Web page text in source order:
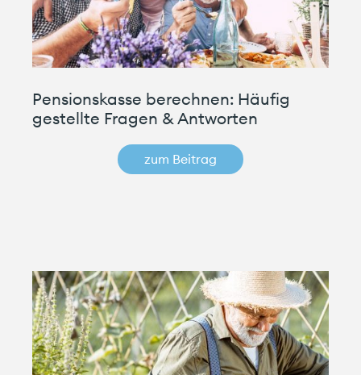
Pensionskasse berechnen: Häufig
gestellte Fragen & Antworten
zum Beitrag